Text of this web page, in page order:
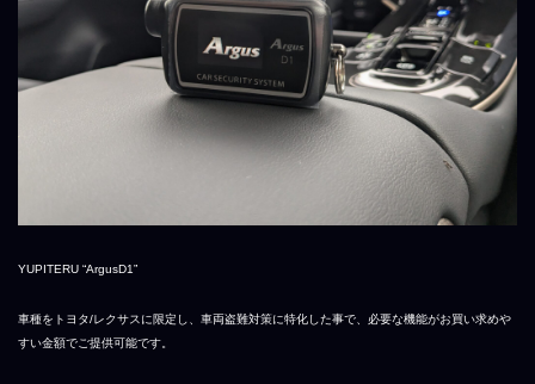
YUPITERU “ArgusD1”
車種をトヨタ/レクサスに限定し、車両盗難対策に特化した事で、必要な機能がお買い求めや
すい金額でご提供可能です。